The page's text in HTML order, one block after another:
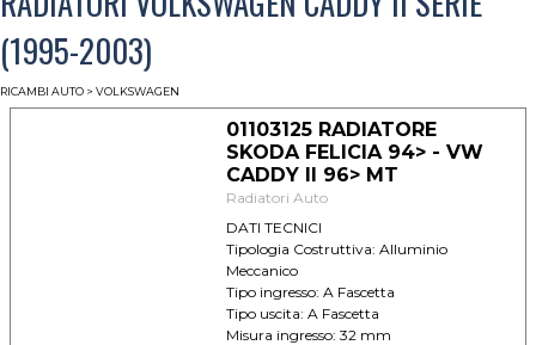
(1995-2003)
RICAMBI AUTO > VOLKSWAGEN
01103125 RADIATORE
SKODA FELICIA 94> - VW
CADDY II 96> MT
Radiatori Auto
DATI TECNICI
Tipologia Costruttiva: Alluminio
Meccanico
Tipo ingresso: A Fascetta
Tipo uscita: A Fascetta
Misura ingresso: 32 mm